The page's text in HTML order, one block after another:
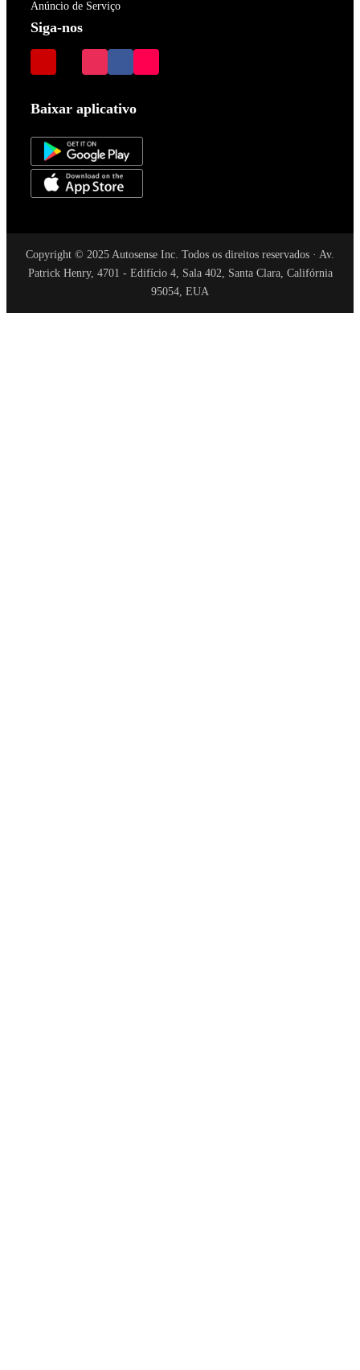
Anúncio de Serviço
Siga-nos
Baixar aplicativo
Copyright © 2025 Autosense Inc. Todos os direitos reservados · Av.
Patrick Henry, 4701 - Edifício 4, Sala 402, Santa Clara, Califórnia
95054, EUA